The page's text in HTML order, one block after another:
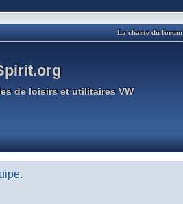
La charte du forum
de loisirs et utilitaires VW